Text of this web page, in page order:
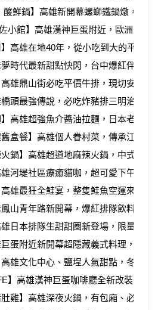
酸鮮鍋】高雄新開幕螺螄鐵鍋燉，必
小館】高雄漢神巨蛋附近，歐洲主廚
】高雄在地40年，從小吃到大的平價
夢時代最新甜點快閃，台中爆紅伴手
高雄鼎山街必吃平價牛排，現切安格斯
橋頭最強傳說，必吃炸豬排三明治、小
】高雄超強魚介醬油拉麵，日本老闆開
舊盒餐】高雄個人眷村菜，傳承江浙
火鍋】高雄超道地麻辣火鍋，中式裝
雄河堤社區療癒貓咖，超可愛下午茶組
高雄最狂全鮭宴，整隻鮭魚空運來台
鳳山青年路新開幕，爆紅排隊飲料店
雄日本排隊生甜甜圈新登場，限量出爐
巨蛋附近新開幕超隱藏義式料理，義大
高雄文化中心、鹽埕人氣甜點，冬天必
】高雄漢神巨蛋咖啡廳全新改裝回歸
肚雞】高雄深夜火鍋，有包廂、必吃